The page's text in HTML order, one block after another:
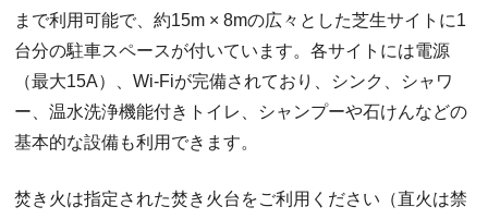
まで利用可能で、約15m × 8mの広々とした芝生サイトに1
台分の駐車スペースが付いています。各サイトには電源
（最大15A）、Wi-Fiが完備されており、シンク、シャワ
ー、温水洗浄機能付きトイレ、シャンプーや石けんなどの
基本的な設備も利用できます。
焚き火は指定された焚き火台をご利用ください（直火は禁